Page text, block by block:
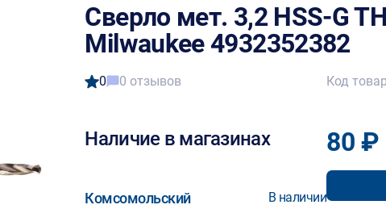
Сверло мет. 3,2 HSS-G
Milwaukee 4932352382
0 0 отзывов
Наличие в магазинах
Комсомольский В наличии
Код
80 ₽